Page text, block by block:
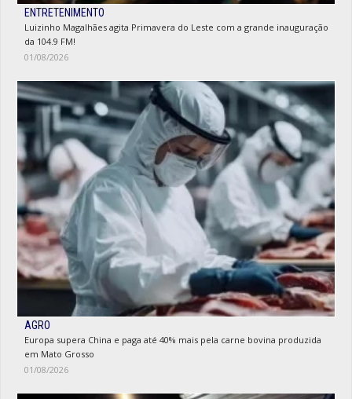
ENTRETENIMENTO
Luizinho Magalhães agita Primavera do Leste com a grande inauguração
da 104.9 FM!
01/08/2026
AGRO
Europa supera China e paga até 40% mais pela carne bovina produzida
em Mato Grosso
01/08/2026